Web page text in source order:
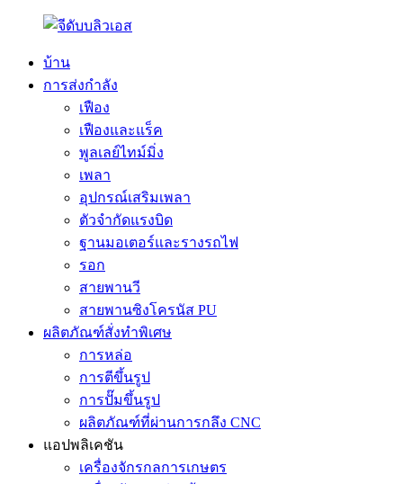
บ้าน
การส่งกำลัง
เฟือง
เฟืองและแร็ค
พูลเลย์ไทม์มิ่ง
เพลา
อุปกรณ์เสริมเพลา
ตัวจำกัดแรงบิด
ฐานมอเตอร์และรางรถไฟ
รอก
สายพานวี
สายพานซิงโครนัส PU
ผลิตภัณฑ์สั่งทำพิเศษ
การหล่อ
การตีขึ้นรูป
การปั๊มขึ้นรูป
ผลิตภัณฑ์ที่ผ่านการกลึง CNC
แอปพลิเคชัน
เครื่องจักรกลการเกษตร